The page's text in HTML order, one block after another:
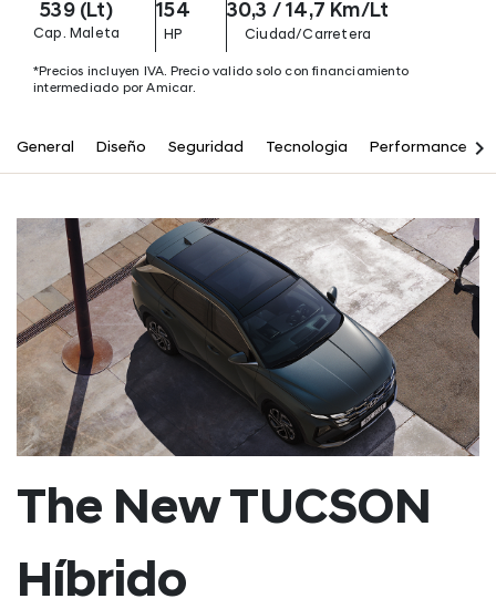
539 (Lt)
Cap. Maleta
154
HP
30,3 / 14,7 Km/Lt
Ciudad/Carretera
*Precios incluyen IVA. Precio valido solo con financiamiento
intermediado por Amicar.
General Diseño Seguridad Tecnologia Performance keyboard_arrow_right
The New TUCSON
Híbrido